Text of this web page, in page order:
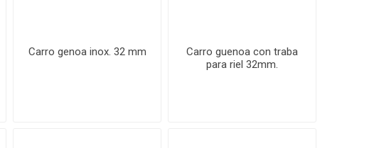
Carro genoa inox. 32 mm
Carro guenoa con traba
para riel 32mm.